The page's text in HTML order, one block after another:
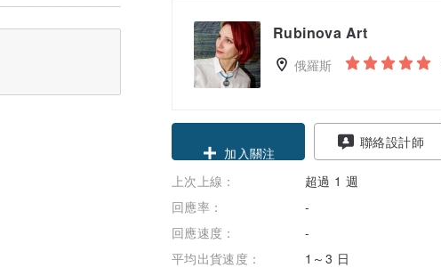
Rubinova Art
俄羅斯
加入關注
聯絡設計師
上次上線：
超過 1 週
回應率：
-
回應速度：
-
平均出貨速度：
1～3 日